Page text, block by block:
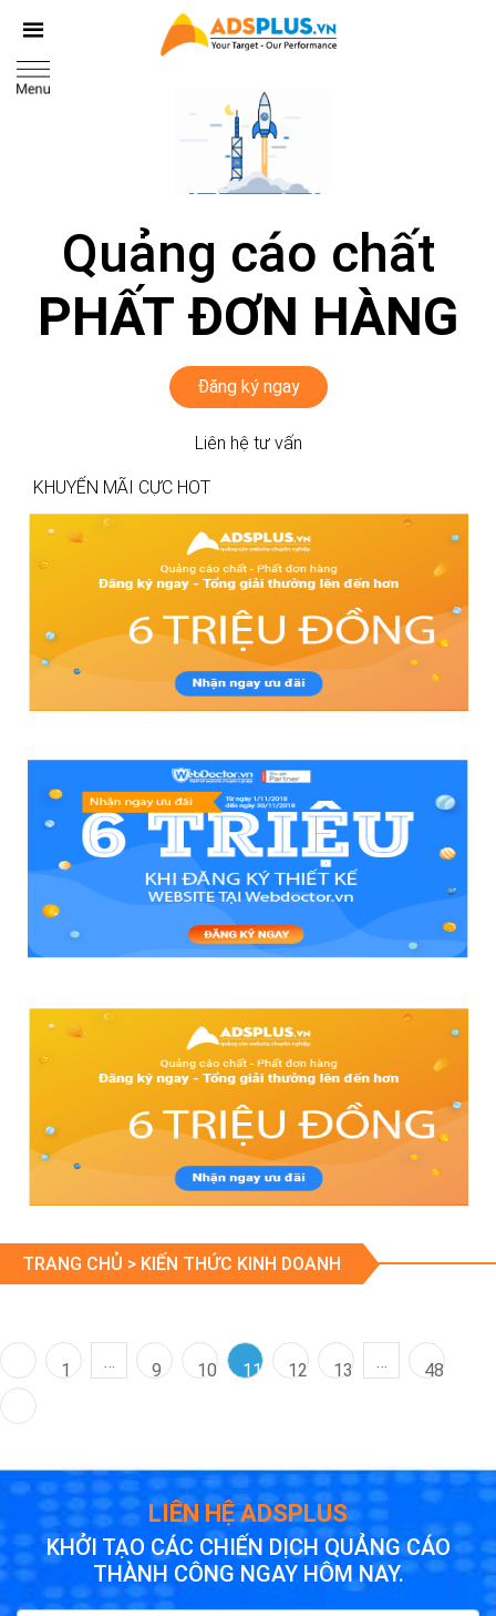
Quảng cáo chất
PHẤT ĐƠN HÀNG
Đăng ký ngay
Liên hệ tư vấn
KHUYẾN MÃI CỰC HOT
TRANG CHỦ > KIẾN THỨC KINH DOANH
1 … 9 10 11 12 13 … 48
LIÊN HỆ ADSPLUS
KHỞI TẠO CÁC CHIẾN DỊCH QUẢNG CÁO
THÀNH CÔNG NGAY HÔM NAY.